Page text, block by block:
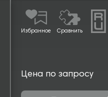
Избранное Сравнить
Цена по запросу